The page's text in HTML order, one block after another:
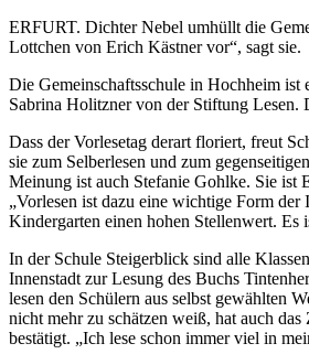
ERFURT. Dichter Nebel umhüllt die
Lottchen von Erich Kästner vor“, sagt sie.
Die Gemeinschaftsschule in Hochheim ist
Sabrina Holitzner von der Stiftung Lesen.
Dass der Vorlesetag derart floriert, freut
sie zum Selberlesen und zum
Meinung ist auch Stefanie Gohlke. Sie ist
„Vorlesen ist dazu eine wichtige Form
Kindergarten einen hohen Stellenwert.
In der Schule Steigerblick sind alle
Innenstadt zur Lesung des Buchs
lesen den Schülern aus selbst gewählten
nicht mehr zu schätzen weiß, hat auch
bestätigt. „Ich lese schon immer viel in